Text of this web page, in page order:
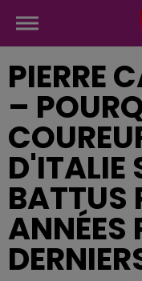
PIERRE
–
D'ITALIE
BATTUS
ANNÉES